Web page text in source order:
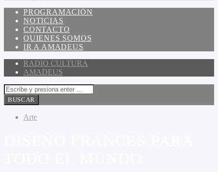
PROGRAMACIÓN
NOTICIAS
CONTACTO
QUIENES SOMOS
IR A AMADEUS
RADIO CULTURA
AMADEUS
Arte